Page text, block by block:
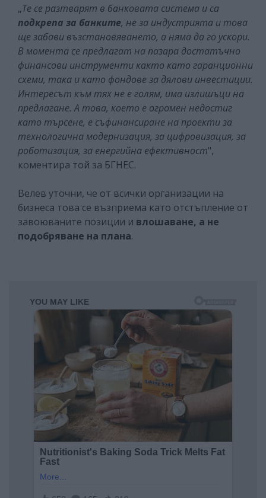
„Те се разтварят в банковата система и са
подкрепа за банките, не за индустрията и това
ще забави възстановяването, а няма да го ускори.
В момента се предлагат на пазара достатъчно
финансови инструменти както като гаранционни
схеми, така и като фондове за дялови инвестиции.
Интересът към тях не е голям, има излишъци на
предлагане. А това, което е огромен недостиг
като търсене, е съфинансиране на проекти за
технологична модернизация, за цифровизация, за
роботизация, за енергийна ефективност",
коментира той за БГНЕС.
Велев уточни, че от всички организации на
бизнеса това се възприема като отстъпление от
завоюваните позиции и влошаване, а не
подобряване на плана.